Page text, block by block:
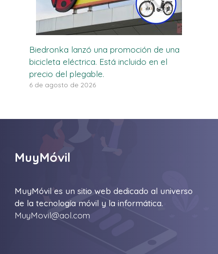
Biedronka lanzó una promoción de una
bicicleta eléctrica. Está incluido en el
precio del plegable.
6 de agosto de 2026
MuyMóvil
MuyMóvil es un sitio web dedicado al universo
de la tecnología móvil y la informática.
MuyMovil@aol.com